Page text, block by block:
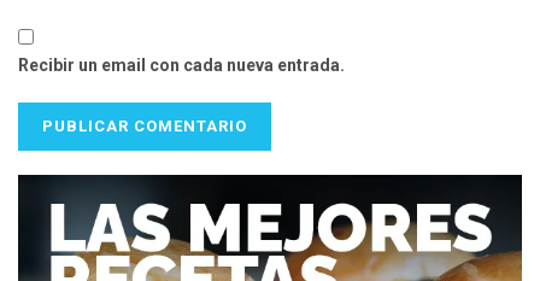
Recibir un email con cada nueva entrada.